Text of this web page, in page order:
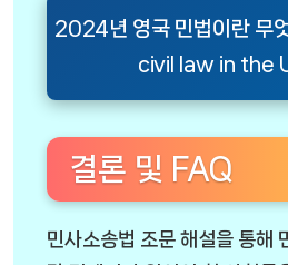
2024년 영국 민법이란 무
civil law in the
결론 및 FAQ
민사소송법 조문 해설을 통해